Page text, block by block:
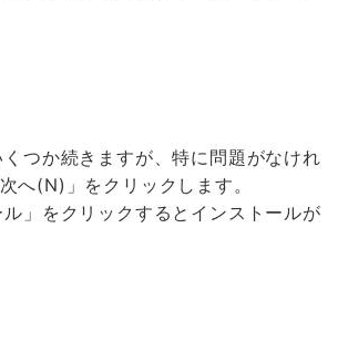
つか続きますが、特に問題がなけれ
へ(N)」をクリックします。
ル」をクリックするとインストールが